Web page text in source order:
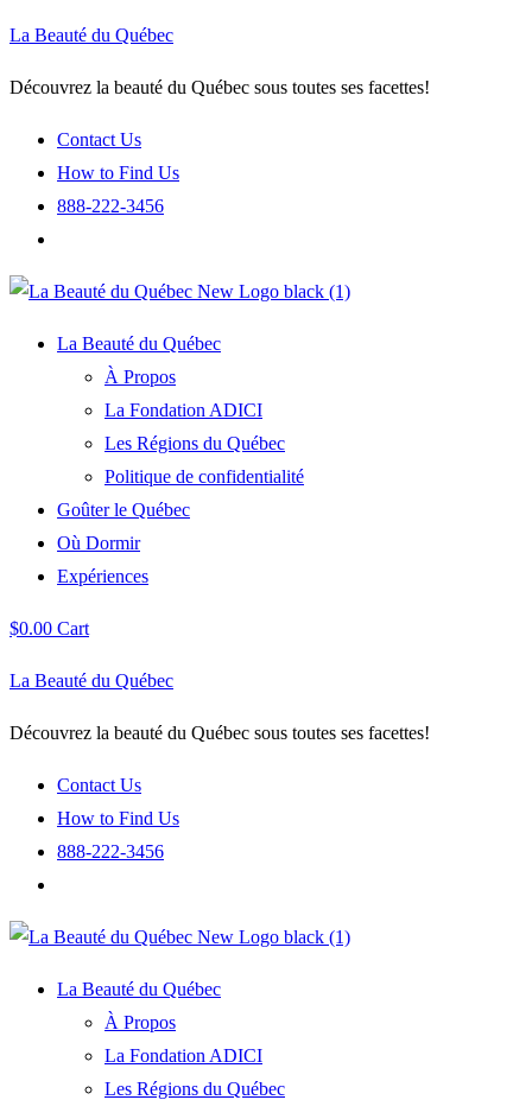
La Beauté du Québec
Découvrez la beauté du Québec sous toutes ses facettes!
Contact Us
How to Find Us
888-222-3456
La Beauté du Québec
À Propos
La Fondation ADICI
Les Régions du Québec
Politique de confidentialité
Goûter le Québec
Où Dormir
Expériences
$0.00 Cart
La Beauté du Québec
Découvrez la beauté du Québec sous toutes ses facettes!
Contact Us
How to Find Us
888-222-3456
La Beauté du Québec
À Propos
La Fondation ADICI
Les Régions du Québec